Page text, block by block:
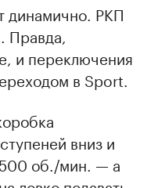
динамично. РКП
Правда,
и переключения
в Sport.
вниз и
об./мин. — а